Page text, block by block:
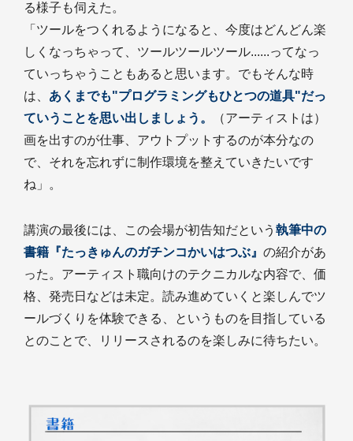
る様子も伺えた。
「ツールをつくれるようになると、今度はどんどん楽
しくなっちゃって、ツールツールツール......ってなっ
ていっちゃうこともあると思います。でもそんな時
は、 あくまでも"プログラミングもひとつの道具"だっ
ていうことを思い出しましょう。
（アーティストは）
画を出すのが仕事、アウトプットするのが本分なの
で、それを忘れずに制作環境を整えていきたいです
ね」。
講演の最後には、この会場が初告知だという 執筆中の
書籍『たっきゅんのガチンコかいはつぶ』 の紹介があ
った。アーティスト職向けのテクニカルな内容で、価
格、発売日などは未定。読み進めていくと楽しんでツ
ールづくりを体験できる、というものを目指している
とのことで、リリースされるのを楽しみに待ちたい。